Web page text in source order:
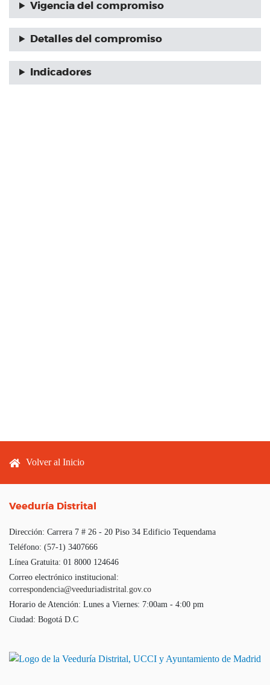
Vigencia del compromiso
Detalles del compromiso
Indicadores
Footer menu
Volver al Inicio
Veeduría Distrital
Dirección: Carrera 7 # 26 - 20 Piso 34 Edificio Tequendama
Teléfono: (57-1) 3407666
Línea Gratuita: 01 8000 124646
Correo electrónico institucional:
correspondencia@veeduriadistrital.gov.co
Horario de Atención: Lunes a Viernes: 7:00am - 4:00 pm
Ciudad: Bogotá D.C